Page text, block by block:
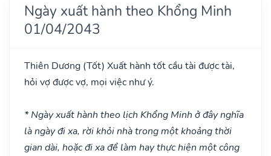
Ngày xuất hành theo Khổng Minh
01/04/2043
Thiên Dương (Tốt) Xuất hành tốt cầu tài được tài,
hỏi vợ được vợ, mọi việc như ý.
* Ngày xuất hành theo lịch Khổng Minh ở đây nghĩa
là ngày đi xa, rời khỏi nhà trong một khoảng thời
gian dài, hoặc đi xa để làm hay thực hiện một công